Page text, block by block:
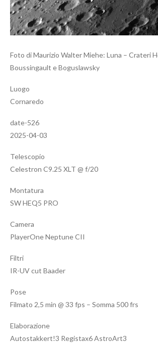
Foto di Maurizio Walter Miehe: Luna – Crateri
Boussingault e Boguslawsky
Luogo
Cornaredo
date-526
2025-04-03
Telescopio
Celestron C9.25 XLT @ f/20
Montatura
SW HEQ5 PRO
Camera
PlayerOne Neptune CII
Filtri
IR-UV cut Baader
Pose
Filmato 2,5 min @ 33 fps – Somma 500 frs
Elaborazione
Autostakkert!3 Registax6 AstroArt3